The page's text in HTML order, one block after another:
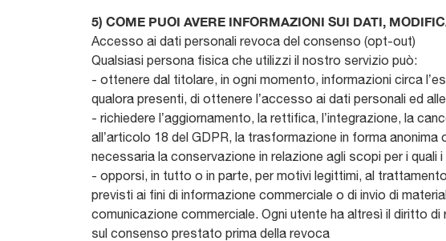
5) COME PUOI AVERE INFORMAZIONI SUI DATI,
Accesso ai dati personali revoca del consenso (opt-out)
Qualsiasi persona fisica che utilizzi il nostro servizio può:
- ottenere dal titolare, in ogni momento, informazioni circa
qualora presenti, di ottenere l’accesso ai dati personali ed
- richiedere l’aggiornamento, la rettifica, l’integrazione, la
all’articolo 18 del GDPR, la trasformazione in forma
necessaria la conservazione in relazione agli scopi per i
- opporsi, in tutto o in parte, per motivi legittimi, al
previsti ai fini di informazione commerciale o di invio di
comunicazione commerciale. Ogni utente ha altresì il diritto
sul consenso prestato prima della revoca